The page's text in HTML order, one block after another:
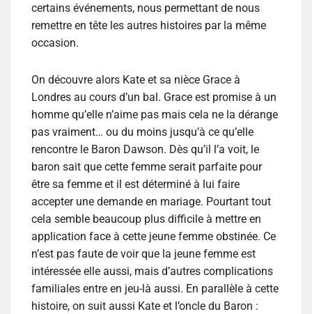
certains événements, nous permettant de nous
remettre en tête les autres histoires par la même
occasion.
On découvre alors Kate et sa nièce Grace à
Londres au cours d’un bal. Grace est promise à un
homme qu’elle n’aime pas mais cela ne la dérange
pas vraiment… ou du moins jusqu’à ce qu’elle
rencontre le Baron Dawson. Dès qu’il l’a voit, le
baron sait que cette femme serait parfaite pour
être sa femme et il est déterminé à lui faire
accepter une demande en mariage. Pourtant tout
cela semble beaucoup plus difficile à mettre en
application face à cette jeune femme obstinée. Ce
n’est pas faute de voir que la jeune femme est
intéressée elle aussi, mais d’autres complications
familiales entre en jeu-là aussi. En parallèle à cette
histoire, on suit aussi Kate et l’oncle du Baron :